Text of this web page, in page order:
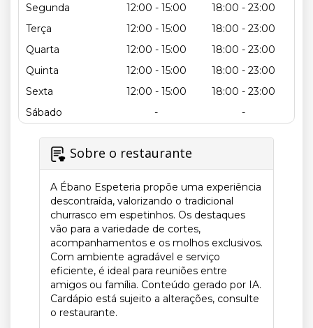
Segunda
12:00 - 15:00
18:00 - 23:00
Terça
12:00 - 15:00
18:00 - 23:00
Quarta
12:00 - 15:00
18:00 - 23:00
Quinta
12:00 - 15:00
18:00 - 23:00
Sexta
12:00 - 15:00
18:00 - 23:00
Sábado
- -
Sobre o restaurante
A Ébano Espeteria propõe uma experiência
descontraída, valorizando o tradicional
churrasco em espetinhos. Os destaques
vão para a variedade de cortes,
acompanhamentos e os molhos exclusivos.
Com ambiente agradável e serviço
eficiente, é ideal para reuniões entre
amigos ou família. Conteúdo gerado por IA.
Cardápio está sujeito a alterações, consulte
o restaurante.